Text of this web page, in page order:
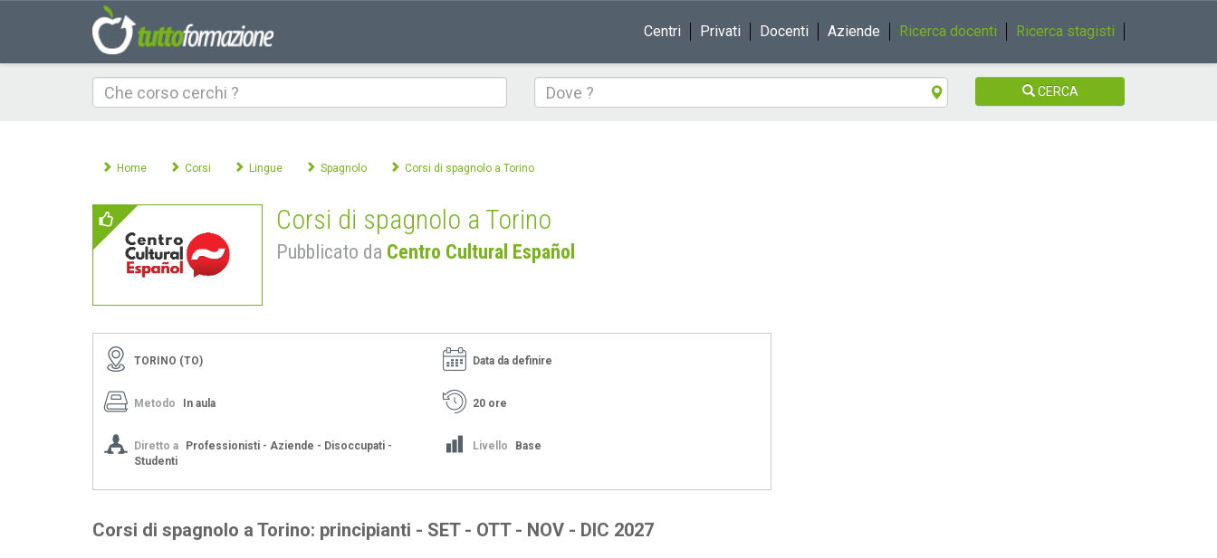
Centri Privati Docenti Aziende Ricerca docenti Ricerca stagisti
Che
corso
Dove CERCA
Home Corsi Lingue Spagnolo Corsi di spagnolo a Torino
Corsi di spagnolo a Torino
Pubblicato da Centro Cultural Español
TORINO (TO) Data da definire
Metodo In aula 20 ore
Diretto a
Professionisti - Aziende - Disoccupati -
Studenti
Livello Base
Corsi di spagnolo a Torino: principianti - SET - OTT - NOV - DIC 2027